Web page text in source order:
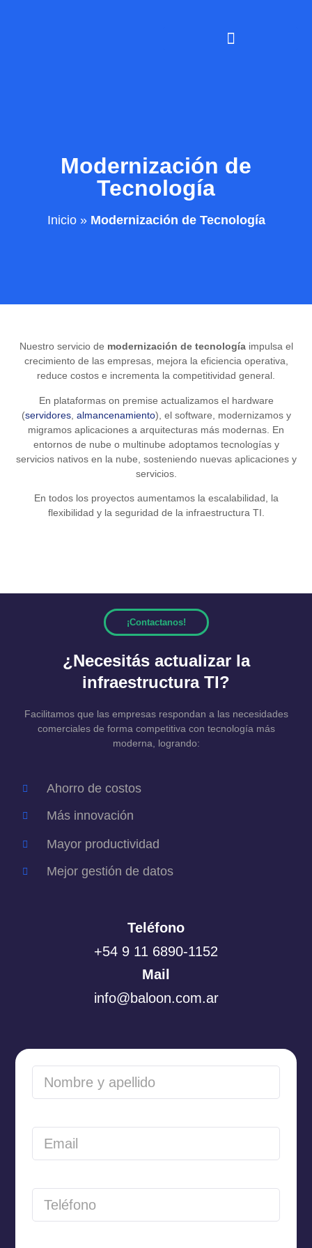
Modernización de
Tecnología
Inicio» Modernización de Tecnología
Nuestro servicio de modernización de tecnologíaimpulsa el
crecimiento de las empresas, mejora la eficiencia operativa,
reduce costos e incrementa la competitividad general.
En plataformas on premise actualizamos el hardware
(servidores, almancenamiento), el software, modernizamos y
migramos aplicaciones a arquitecturas más modernas. En
entornos de nube o multinube adoptamos tecnologías y
servicios nativos en la nube, sosteniendo nuevas aplicaciones y
servicios.
En todos los proyectos aumentamos la escalabilidad, la
flexibilidad y la seguridad de la infraestructura TI.
¡Contactanos!
¿Necesitás actualizar la
infraestructura TI?
Facilitamos que las empresas respondan a las necesidades
comerciales de forma competitiva con tecnología más
moderna, logrando:
Ahorro de costos
Más innovación
Mayor productividad
Mejor gestión de datos
Teléfono
+54 9 11 6890-1152
Mail
info@baloon.com.ar